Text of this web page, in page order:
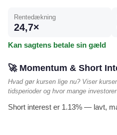
Rentedækning
24,7×
Kan sagtens betale sin gæld
🚀 Momentum & Short
Hvad gør kursen lige nu? Viser
tidsperioder og hvor mange
Short interest er 1.13% — lavt,